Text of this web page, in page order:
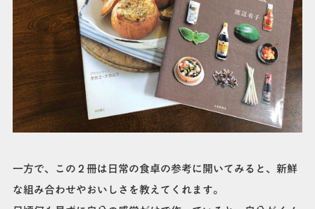
一方で、この２冊は日常の食卓の参考に開いてみると、新鮮
な組み合わせやおいしさを教えてくれます。